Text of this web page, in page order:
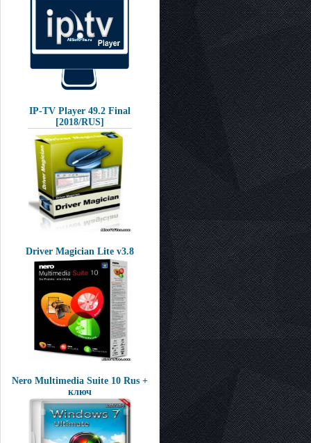
IP-TV Player 49.2 Final
[2018/RUS]
Driver Magician Lite v3.8
Nero Multimedia Suite 10 Rus +
ключ